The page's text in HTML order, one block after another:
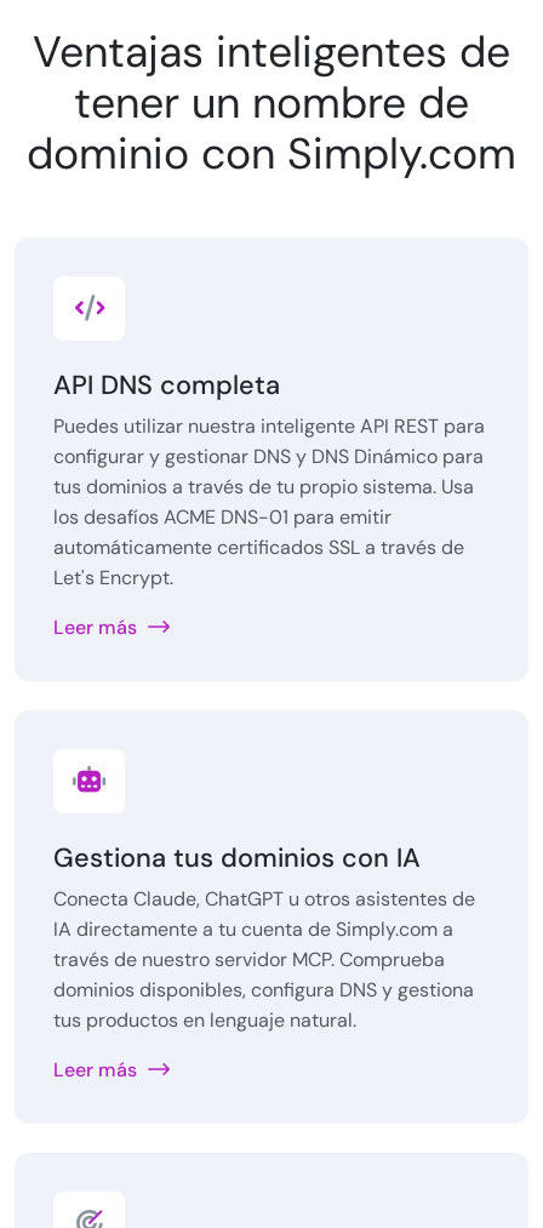
Ventajas inteligentes de
tener un nombre de
dominio con Simply.com
API DNS completa
Puedes utilizar nuestra inteligente API REST para
configurar y gestionar DNS y DNS Dinámico para
tus dominios a través de tu propio sistema. Usa
los desafíos ACME DNS-01 para emitir
automáticamente certificados SSL a través de
Let's Encrypt.
Leer más
Gestiona tus dominios con IA
Conecta Claude, ChatGPT u otros asistentes de
IA directamente a tu cuenta de Simply.com a
través de nuestro servidor MCP. Comprueba
dominios disponibles, configura DNS y gestiona
tus productos en lenguaje natural.
Leer más